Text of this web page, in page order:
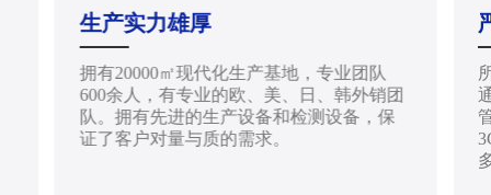
生产实力雄厚
拥有20000㎡现代化生产基地，专业团队
600余人，有专业的欧、美、日、韩外销团
队。拥有先进的生产设备和检测设备，保
证了客户对量与质的需求。